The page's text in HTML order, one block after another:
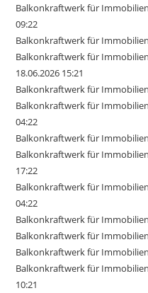
Balkonkraftwerk für
09:22
Balkonkraftwerk für
Balkonkraftwerk für
18.06.2026 15:21
Balkonkraftwerk für
Balkonkraftwerk für
04:22
Balkonkraftwerk für
Balkonkraftwerk für
17:22
Balkonkraftwerk für
04:22
Balkonkraftwerk für
Balkonkraftwerk für
Balkonkraftwerk für
Balkonkraftwerk für
10:21